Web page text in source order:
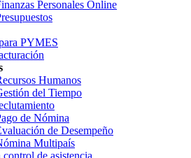
Personales Online
PYMES
Humanos
del Tiempo
de Nómina
de Desempeño
Multipaís